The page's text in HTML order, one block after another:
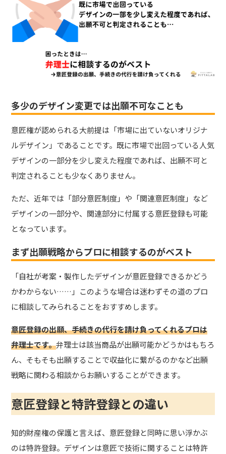
多少のデザイン変更では出願不可なことも
意匠権が認められる大前提は「市場に出ていないオリジナ
ルデザイン」であることです。既に市場で出回っている人気
デザインの一部分を少し変えた程度であれば、出願不可と
判定されることも少なくありません。
ただ、近年では「部分意匠制度」や「関連意匠制度」など
デザインの一部分や、関連部分に付属する意匠登録も可能
となっています。
まず出願戦略からプロに相談するのがベスト
「自社が考案・製作したデザインが意匠登録できるかどう
かわからない……」 このような場合は迷わずその道のプロ
に相談してみられることをおすすめします。
意匠登録の出願、手続きの代行を請け負ってくれるプロは
弁理士です。弁理士は該当商品が出願可能かどうかはもちろ
ん、そもそも出願することで収益化に繋がるのかなど出願
戦略に関わる相談からお願いすることができます。
意匠登録と特許登録との違い
知的財産権の保護と言えば、意匠登録と同時に思い浮かぶ
のは特許登録。デザインは意匠で技術に関することは特許